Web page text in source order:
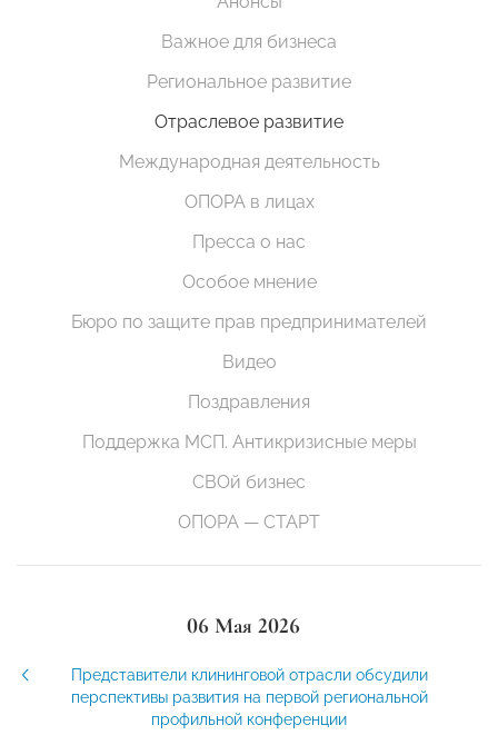
Важное для бизнеса
Региональное развитие
Отраслевое развитие
Международная деятельность
ОПОРА в лицах
Пресса о нас
Особое мнение
Бюро по защите прав предпринимателей
Видео
Поздравления
Поддержка МСП. Антикризисные меры
СВОй бизнес
ОПОРА — СТАРТ
06 Мая 2026
Представители клининговой отрасли обсудили
перспективы развития на первой региональной
профильной конференции